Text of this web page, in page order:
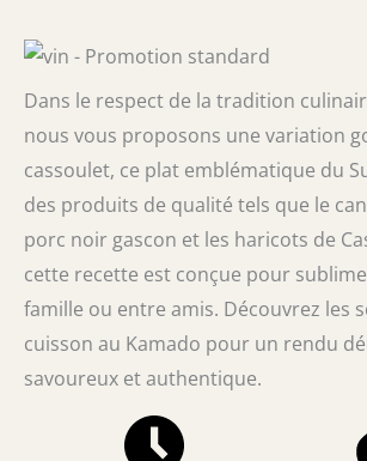
Dans le respect de la tradition
nous vous proposons une variation
cassoulet, ce plat emblématique du
des produits de qualité tels que le
porc noir gascon et les haricots de
cette recette est conçue pour
famille ou entre amis. Découvrez les
cuisson au Kamado pour un rendu
savoureux et authentique.